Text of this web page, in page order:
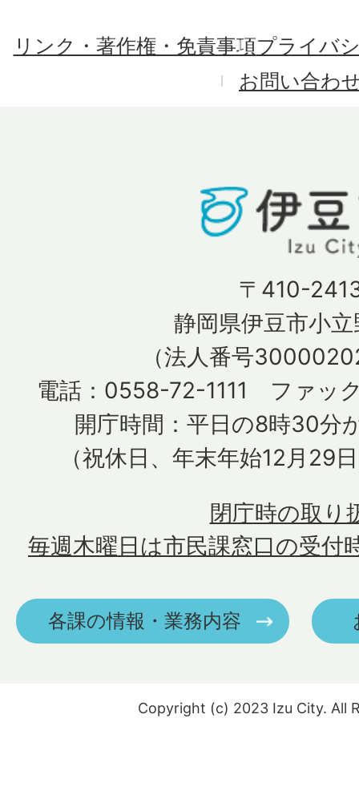
リンク・著作権・免責事項プライバ
お問い合わ
〒410-
静岡県伊豆市小
（法人番号
電話：0558-72-1111 ファッ
開庁時間：平日の8時30分
（祝休日、年末年始12月29
毎週木曜日は市民課窓口の受付
閉庁時の取り
各課の情報・業務内容
Copyright (c) 2023 Izu City. All